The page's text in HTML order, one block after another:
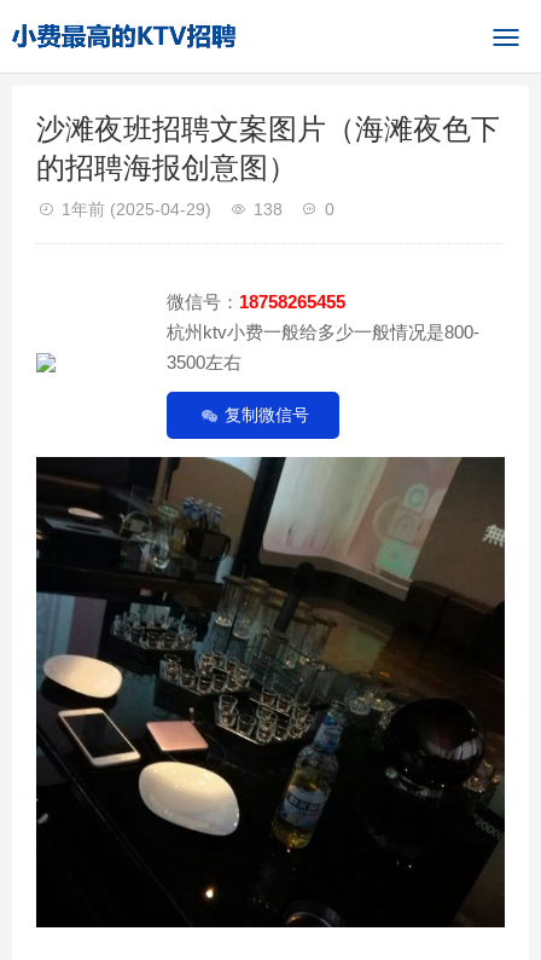
沙滩夜班招聘文案图片（海滩夜色下
的招聘海报创意图）
1年前 (2025-04-29) 138 0
微信号： 18758265455
杭州ktv小费一般给多少一般情况是800-
3500左右
复制微信号